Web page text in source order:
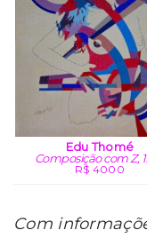
Edu Thomé
Composição com Z,
R$ 4000
Com